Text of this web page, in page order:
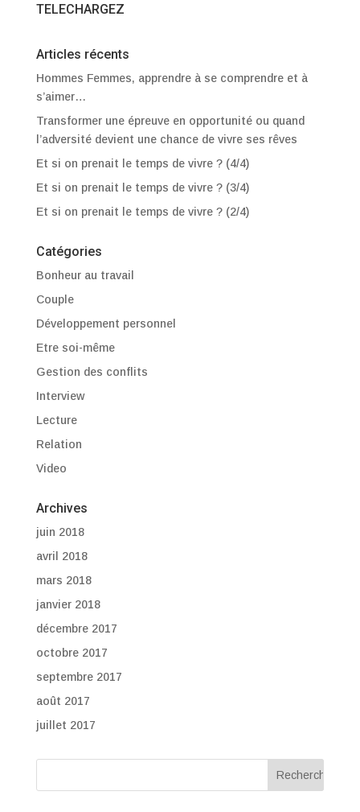
TELECHARGEZ
Articles récents
Hommes Femmes, apprendre à se comprendre et à
s’aimer…
Transformer une épreuve en opportunité ou quand
l’adversité devient une chance de vivre ses rêves
Et si on prenait le temps de vivre ? (4/4)
Et si on prenait le temps de vivre ? (3/4)
Et si on prenait le temps de vivre ? (2/4)
Catégories
Bonheur au travail
Couple
Développement personnel
Etre soi-même
Gestion des conflits
Interview
Lecture
Relation
Video
Archives
juin 2018
avril 2018
mars 2018
janvier 2018
décembre 2017
octobre 2017
septembre 2017
août 2017
juillet 2017